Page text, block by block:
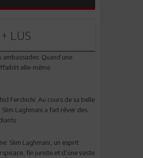
LUS
ambassades: Quand une
elle-même
Ferchichi: Au cours de sa belle
Slim Laghmani a fait rêver des
Slim Laghmani, un esprit
fin juriste et d’une vaste